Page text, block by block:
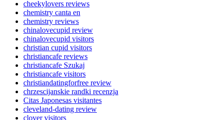
cheekylovers reviews
chemistry canta en
chemistry reviews
chinalovecupid review
chinalovecupid visitors
christian cupid visitors
christiancafe reviews
christiancafe Szukaj
christiancafe visitors
christiandatingforfree review
chrzescijanskie randki recenzja
Citas Japonesas visitantes
cleveland-dating review
clover visitors